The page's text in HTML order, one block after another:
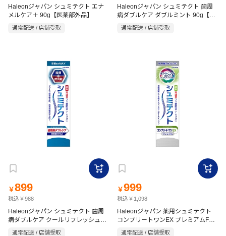
Haleonジャパン シュミテクト エナ
メルケア＋ 90g【医薬部外品】
通常配送 / 店舗受取
Haleonジャパン シュミテクト 歯周
病ダブルケア ダブルミント 90g【医
薬部外品】
通常配送 / 店舗受取
￥899
税込￥988
Haleonジャパン シュミテクト 歯周
病ダブルケア クールリフレッシュミ
ント 90g【医薬部外品】
通常配送 / 店舗受取
￥999
税込￥1,098
Haleonジャパン 薬用シュミテクト
コンプリートワンEX プレミアムFシ
トラス 90g【医薬部外品】
通常配送 / 店舗受取